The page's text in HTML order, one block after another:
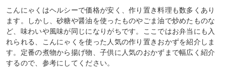
こんにゃくはヘルシーで価格が安く、作り置き料理も数多くあり
ます。しかし、砂糖や醤油を使ったものやごま油で炒めたものな
ど、味わいや風味が同じになりがちです。ここではお弁当にも入
れられる、こんにゃくを使った人気の作り置きおかずを紹介しま
す。定番の煮物から揚げ物、子供に人気のおかずまで幅広く紹介
するので、参考にしてください。